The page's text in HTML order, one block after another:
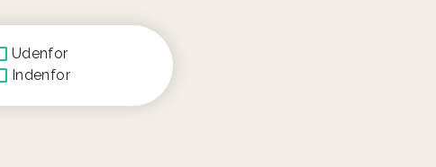
Udenfor
Indenfor